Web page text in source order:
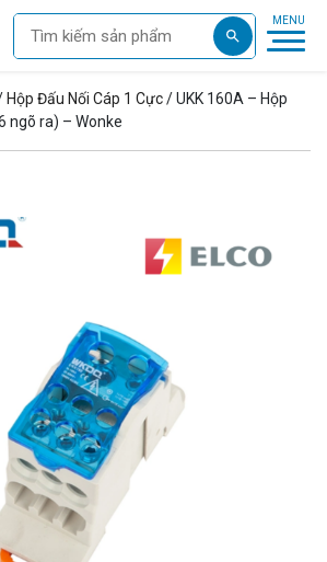
Hộp Đấu Nối Cáp 1 Cực/ UKK 160A – Hộp
ngõ ra) – Wonke